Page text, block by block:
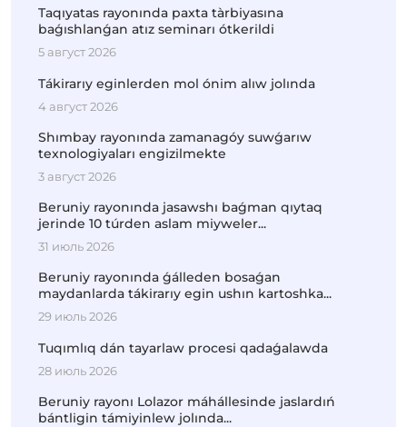
Taqıyatas rayonında paxta tàrbiyasına
baǵıshlanǵan atız seminarı ótkerildi
5 август 2026
Tákirarıy eginlerden mol ónim alıw jolında
4 август 2026
Shımbay rayonında zamanagóy suwǵarıw
texnologiyaları engizilmekte
3 август 2026
Beruniy rayonında jasawshı baǵman qıytaq
jerinde 10 túrden aslam miyweler...
31 июль 2026
Beruniy rayonında ǵálleden bosaǵan
maydanlarda tákirarıy egin ushın kartoshka...
29 июль 2026
Tuqımlıq dán tayarlaw procesi qadaǵalawda
28 июль 2026
Beruniy rayonı Lolazor máhállesinde jaslardıń
bántligin támiyinlew jolında...